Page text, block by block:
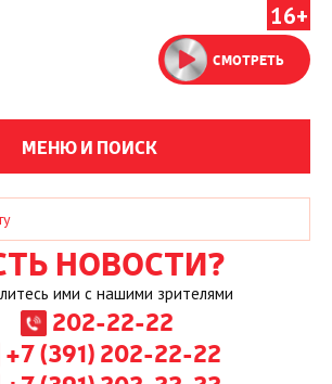
16+
СМОТРЕТЬ
МЕНЮ И ПОИСК
НОВОСТИ?
ими с нашими зрителями
202-22-22
+7 (391) 202-22-22